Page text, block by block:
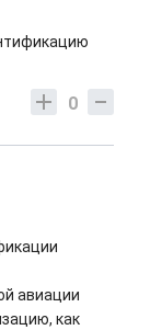
0
авиации
как